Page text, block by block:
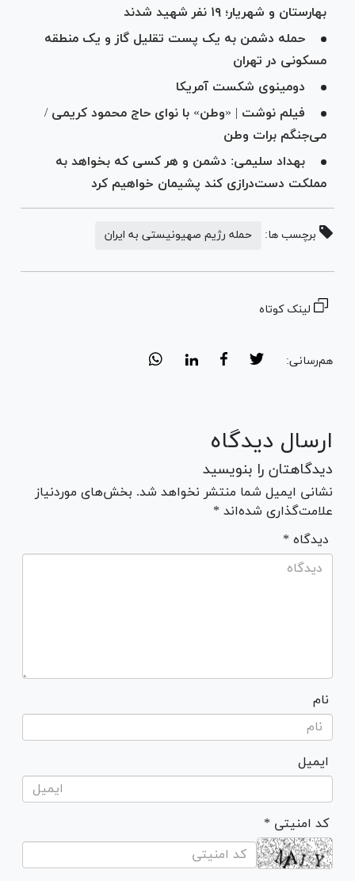
بهارستان و شهریار؛ ۱۹ نفر شهید شدند
حمله دشمن به یک پست تقلیل گاز و یک منطقه
مسکونی در تهران
دومینوی شکست آمریکا
فیلم نوشت | «وطن» با نوای حاج محمود کریمی /
می‌جنگم برات وطن
بهداد سلیمی: دشمن و هر کسی که بخواهد به
مملکت دست‌درازی کند پشیمان خواهیم کرد
برچسب ها: حمله رژیم صهیونیستی به ایران
لینک کوتاه
هم‌رسانی:
ارسال دیدگاه
دیدگاهتان را بنویسید
نشانی ایمیل شما منتشر نخواهد شد. بخش‌های موردنیاز
علامت‌گذاری شده‌اند *
* دیدگاه
نام
ایمیل
* کد امنیتی